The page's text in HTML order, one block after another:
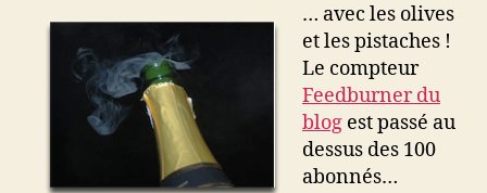
champagne…
… avec les olives
et les pistaches !
Le compteur
Feedburner du
blog est passé au
dessus des 100
abonnés…